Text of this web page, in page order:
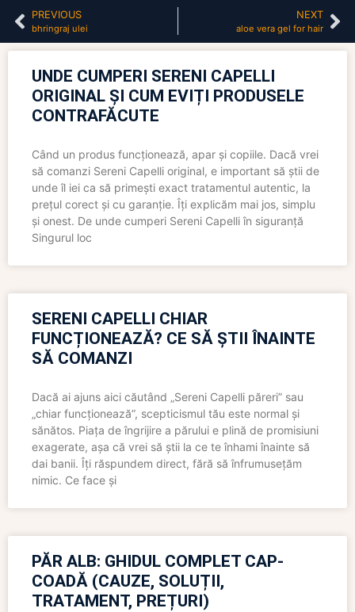
PREVIOUS
bhringraj ulei
NEXT
aloe vera gel for hair
UNDE CUMPERI SERENI CAPELLI
ORIGINAL ȘI CUM EVIȚI PRODUSELE
CONTRAFĂCUTE
Când un produs funcționează, apar și copiile. Dacă vrei
să comanzi Sereni Capelli original, e important să știi de
unde îl iei ca să primești exact tratamentul autentic, la
prețul corect și cu garanție. Îți explicăm mai jos, simplu
și onest. De unde cumperi Sereni Capelli în siguranță
Singurul loc
SERENI CAPELLI CHIAR
FUNCȚIONEAZĂ? CE SĂ ȘTII ÎNAINTE
SĂ COMANZI
Dacă ai ajuns aici căutând „Sereni Capelli păreri” sau
„chiar funcționează”, scepticismul tău este normal și
sănătos. Piața de îngrijire a părului e plină de promisiuni
exagerate, așa că vrei să știi la ce te înhami înainte să
dai banii. Îți răspundem direct, fără să înfrumusețăm
nimic. Ce face și
PĂR ALB: GHIDUL COMPLET CAP-
COADĂ (CAUZE, SOLUȚII,
TRATAMENT, PREȚURI)